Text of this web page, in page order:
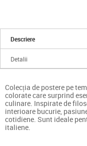
Descriere
Detalii
Colecția de postere pe
colorate care surprind
culinare. Inspirate de
interioare bucurie,
cotidiene. Sunt ideale
italiene.